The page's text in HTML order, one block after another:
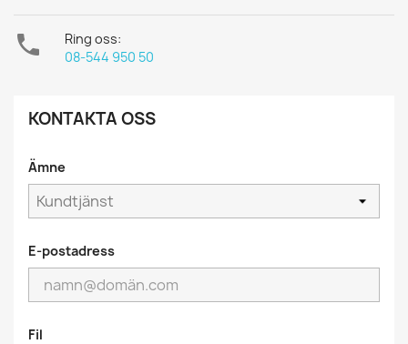

Ring oss:
08-544 950 50
KONTAKTA OSS
Ämne
E-postadress
Fil